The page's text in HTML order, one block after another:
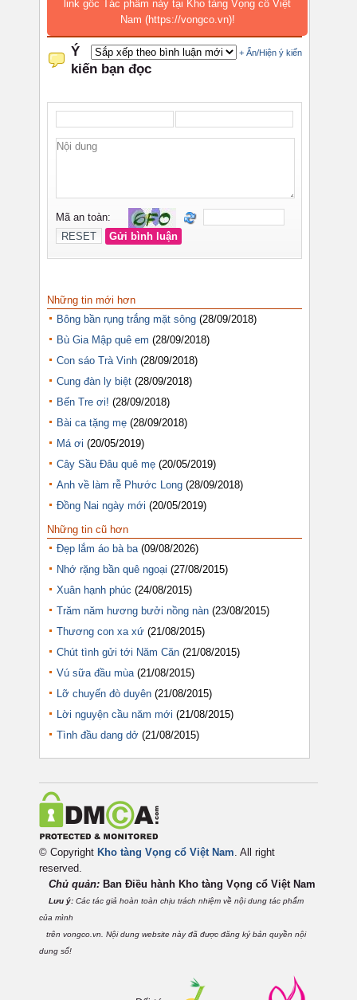
link gốc Tác phẩm này tại Kho tàng Vọng cổ Việt
Nam (https://vongco.vn)!
Những tin mới hơn
Bông bần rụng trắng mặt sông (28/09/2018)
Bù Gia Mập quê em (28/09/2018)
Con sáo Trà Vinh (28/09/2018)
Cung đàn ly biệt (28/09/2018)
Bến Tre ơi! (28/09/2018)
Bài ca tặng mẹ (28/09/2018)
Má ơi (20/05/2019)
Cây Sầu Đâu quê mẹ (20/05/2019)
Anh về làm rễ Phước Long (28/09/2018)
Đồng Nai ngày mới (20/05/2019)
Những tin cũ hơn
Đẹp lắm áo bà ba (09/08/2026)
Nhớ rặng bần quê ngoại (27/08/2015)
Xuân hạnh phúc (24/08/2015)
Trăm năm hương bưởi nồng nàn (23/08/2015)
Thương con xa xứ (21/08/2015)
Chút tình gửi tới Năm Căn (21/08/2015)
Vú sữa đầu mùa (21/08/2015)
Lỡ chuyến đò duyên (21/08/2015)
Lời nguyện cầu năm mới (21/08/2015)
Tình đầu dang dở (21/08/2015)
© Copyright Kho tàng Vọng cổ Việt Nam. All right
reserved.
Chủ quản: Ban Điều hành Kho tàng Vọng cổ Việt Nam
Lưu ý: Các tác giả hoàn toàn chịu trách nhiệm về nội dung tác phẩm
của mình
trên vongco.vn. Nội dung website này đã được đăng ký bản quyền nội
dung số!